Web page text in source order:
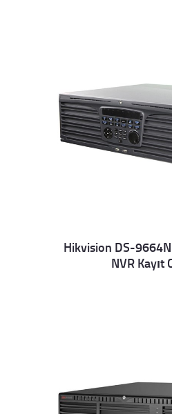
Details
Hikvision DS-
NVR Kayıt